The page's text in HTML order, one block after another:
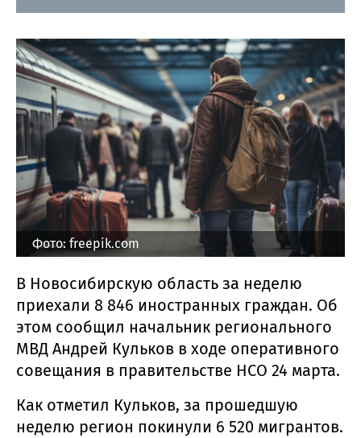
Фото: freepik.com
В Новосибирскую область за неделю
приехали 8 846 иностранных граждан. Об
этом сообщил начальник регионального
МВД Андрей Кульков в ходе оперативного
совещания в правительстве НСО 24 марта.
Как отметил Кульков, за прошедшую
неделю регион покинули 6 520 мигрантов.